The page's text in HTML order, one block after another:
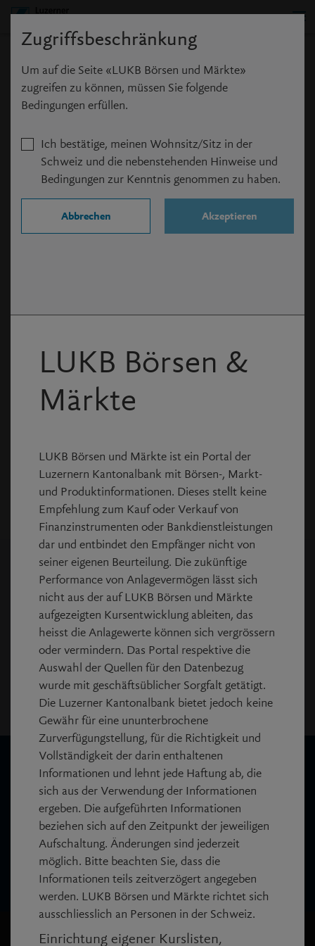
Anmeldung
Benutzername*
Passwort*
Anmelden
Registrieren Sie sich kostenlos und erstellen
Sie virtuelle Portfolios und Kurslisten.
LUKB Börsen &
Märkte
LUKB Börsen und Märkte ist ein Portal der
Luzernern Kantonalbank mit Börsen-, Markt-
und Produktinformationen. Dieses stellt keine
Empfehlung zum Kauf oder Verkauf von
Finanzinstrumenten oder Bankdienstleistungen
dar und entbindet den Empfänger nicht von
seiner eigenen Beurteilung. Die zukünftige
Performance von Anlagevermögen lässt sich
nicht aus der auf LUKB Börsen und Märkte
aufgezeigten Kursentwicklung ableiten, das
heisst die Anlagewerte können sich vergrössern
oder vermindern. Das Portal respektive die
Auswahl der Quellen für den Datenbezug
wurde mit geschäftsüblicher Sorgfalt getätigt.
Die Luzerner Kantonalbank bietet jedoch keine
Gewähr für eine ununterbrochene
Zurverfügungstellung, für die Richtigkeit und
Vollständigkeit der darin enthaltenen
Informationen und lehnt jede Haftung ab, die
sich aus der Verwendung der Informationen
ergeben. Die aufgeführten Informationen
beziehen sich auf den Zeitpunkt der jeweiligen
Aufschaltung. Änderungen sind jederzeit
möglich. Bitte beachten Sie, dass die
Informationen teils zeitverzögert angegeben
werden. LUKB Börsen und Märkte richtet sich
ausschliesslich an Personen in der Schweiz.
Einrichtung eigener Kurslisten,
Zugriffsbeschränkung
Um auf die Seite «LUKB Börsen und Märkte»
zugreifen zu können, müssen Sie folgende
Bedingungen erfüllen.
Ich bestätige, meinen Wohnsitz/Sitz in der
Schweiz und die nebenstehenden Hinweise und
Bedingungen zur Kenntnis genommen zu haben.
Abbrechen Akzeptieren
Copyright © Allfunds Tech Solutions2026, Rel. v4.1.62
Die Daten sind je nach Börse unterschiedlich verzögert,
jedoch mindestens 15 Minuten.
Disclaimer
Copyright:
© SIX Financial Information AG.
Wir sind für Sie da
call
Anrufen
+41 844 844 866
mail_outline Nachricht schreiben
LUKB